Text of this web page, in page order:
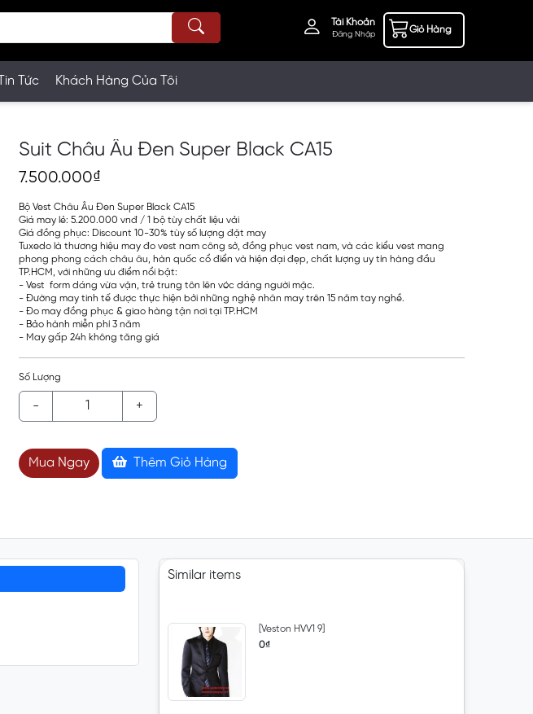
Tài Khoản
Đăng Nhập Giỏ Hàng
Tin Tức Khách Hàng Của Tôi
Suit Châu Âu Đen Super Black CA15
7.500.000₫
Bộ Vest Châu Âu Đen Super Black CA15
Giá may lẻ: 5.200.000 vnđ / 1 bộ tùy chất liệu vải
Giá đồng phục: Discount 10-30% tùy số lượng đặt may
Tuxedo là thương hiệu may đo vest nam công sở, đồng phục vest nam, và các kiểu vest mang
phong phong cách châu âu, hàn quốc cổ điển và hiện đại đẹp, chất lượng uy tín hàng đầu
TP.HCM, với những ưu điểm nổi bật:
- Vest form dáng vừa vặn, trẻ trung tôn lên vóc dáng người mặc.
- Đường may tinh tế được thực hiện bởi những nghệ nhân may trên 15 năm tay nghề.
- Đo may đồng phục & giao hàng tận nơi tại TP.HCM
- Bảo hành miễn phí 3 năm
- May gấp 24h không tăng giá
Số Lượng
- +
Mua Ngay Thêm Giỏ Hàng
Similar items
[Veston HVV1 9]
0₫